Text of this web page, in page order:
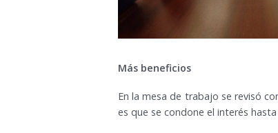
Más beneficios
En la mesa de trabajo se revisó
es que se condone el interés